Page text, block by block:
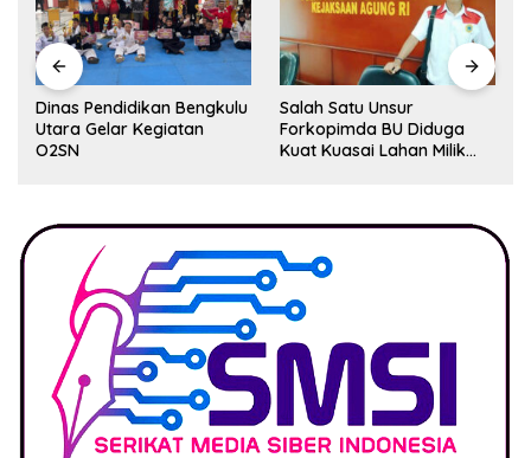
Dinas Pendidikan Bengkulu
Utara Gelar Kegiatan
O2SN
Salah Satu Unsur
Forkopimda BU Diduga
Kuat Kuasai Lahan Milik